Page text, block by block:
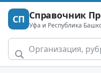
СП Справочник
Уфа и Республика